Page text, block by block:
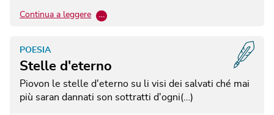
Continua a leggere …
Stelle d'eterno
POESIA
Piovon le stelle d'eterno su li visi dei salvati ché mai
più saran dannati son sottratti d'ogni(…)